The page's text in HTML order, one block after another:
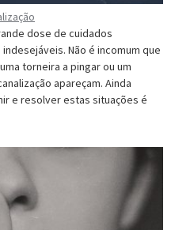
dose de cuidados
Não é incomum que
torneira a pingar ou um
apareçam. Ainda
e resolver estas situações é